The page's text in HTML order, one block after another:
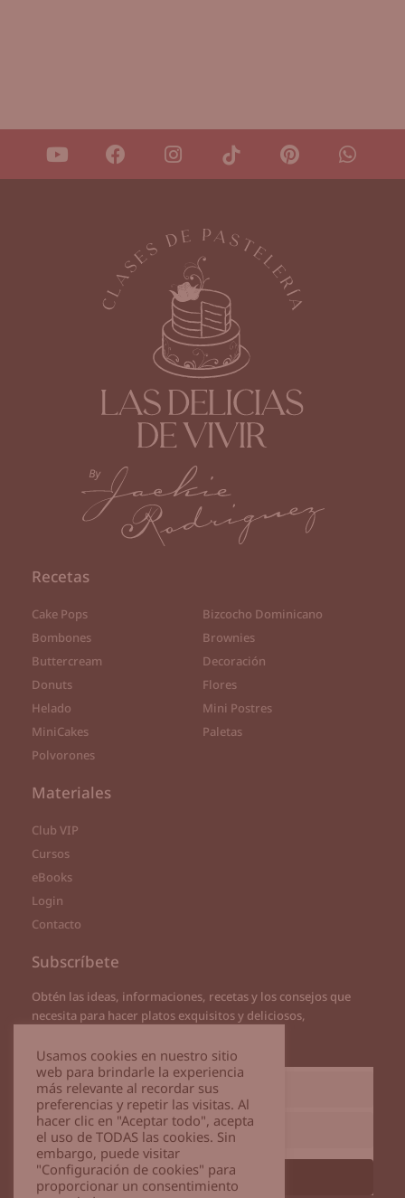
Recetas
Cake Pops
Bizcocho Dominicano
Bombones
Brownies
Buttercream
Decoración
Donuts
Flores
Helado
Mini Postres
MiniCakes
Paletas
Polvorones
Materiales
Club VIP
Cursos
eBooks
Login
Contacto
Subscríbete
Obtén las ideas, informaciones, recetas y los consejos que
necesita para hacer platos exquisitos y deliciosos,
Subscribirme
Usamos cookies en nuestro sitio
web para brindarle la experiencia
más relevante al recordar sus
preferencias y repetir las visitas. Al
hacer clic en "Aceptar todo", acepta
el uso de TODAS las cookies. Sin
embargo, puede visitar
"Configuración de cookies" para
proporcionar un consentimiento